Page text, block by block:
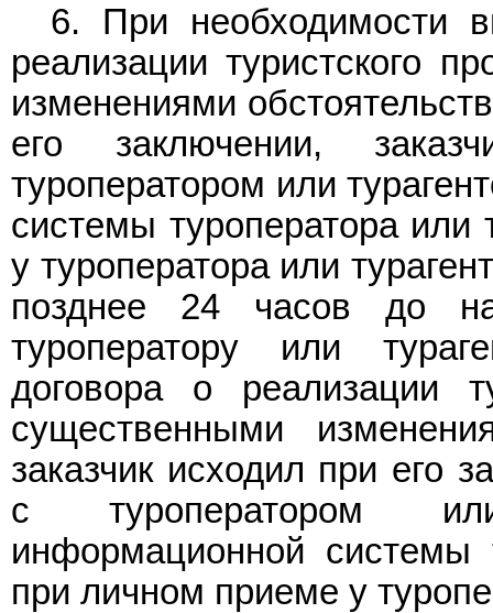
6. При необходимости
реализации туристского
изменениями
его заключении,
туроператором или
системы туроператора или
у туроператора или
позднее 24 часов до
туроператору или
договора о реализации
существенными
заказчик исходил при его
с туроператором
информационной системы
при личном приеме у